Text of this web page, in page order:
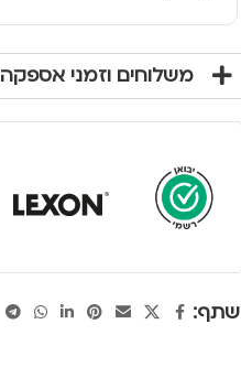
משלוחים וזמני אספקה
שתף: